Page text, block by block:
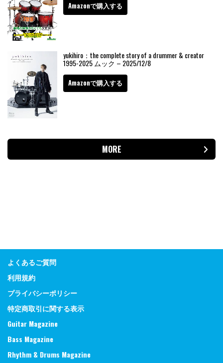
Amazonで購入する
yukihiro：the complete story of a drummer & creator
1995-2025 ムック – 2025/12/8
Amazonで購入する
MORE
よくあるご質問
利用規約
プライバシーポリシー
特定商取引に関する表示
Guitar Magazine
Bass Magazine
Rhythm & Drums Magazine